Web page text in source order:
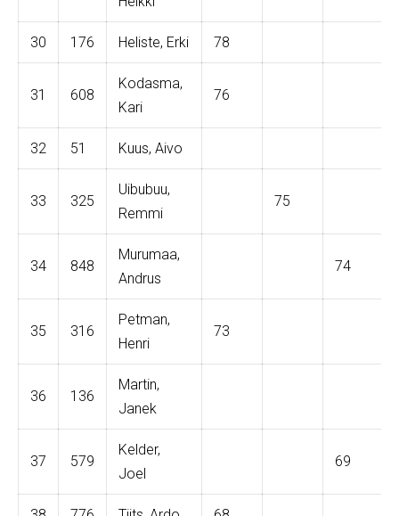
30 176 Heliste, Erki 78
31 608
Kodasma,
Kari
76
32 51 Kuus, Aivo
33 325
Uibubuu,
Remmi
75
34 848
Murumaa,
Andrus
74
35 316
Petman,
Henri
73
36 136
Martin,
Janek
37 579
Kelder,
Joel
69